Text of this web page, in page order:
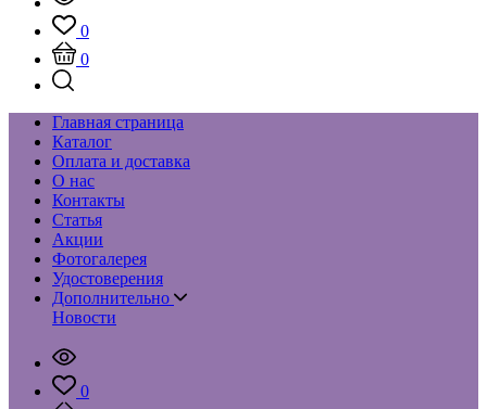
0
0
Главная страница
Каталог
Оплата и доставка
О нас
Контакты
Статья
Акции
Фотогалерея
Удостоверения
Дополнительно
Новости
0